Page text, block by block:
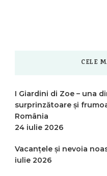
CELE
I Giardini di Zoe – una
surprinzătoare și
România
24 iulie 2026
Vacanțele și nevoia
iulie 2026